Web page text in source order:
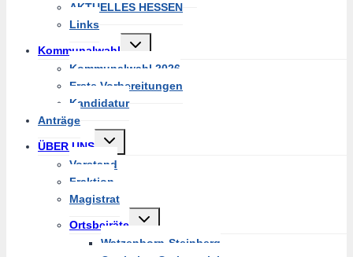
AKTUELLES HESSEN
Links
Kommunalwahl
Untermenü
umschalten
Kommunalwahl 2026
Erste Vorbereitungen
Kandidatur
Anträge
ÜBER UNS
Untermenü
Vorstand
Fraktion
Magistrat
Ortsbeiräte
Untermenü
umschalten
Watzenborn-Steinberg